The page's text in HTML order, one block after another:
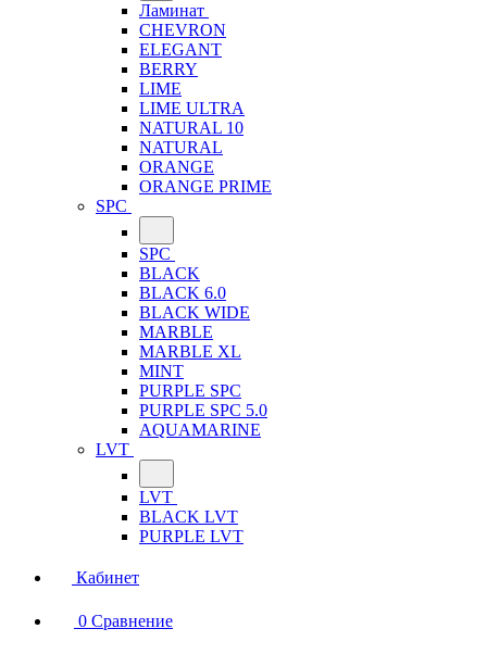
Ламинат
CHEVRON
ELEGANT
BERRY
LIME
LIME ULTRA
NATURAL 10
NATURAL
ORANGE
ORANGE PRIME
SPC
SPC
BLACK
BLACK 6.0
BLACK WIDE
MARBLE
MARBLE XL
MINT
PURPLE SPC
PURPLE SPC 5.0
AQUAMARINE
LVT
LVT
BLACK LVT
PURPLE LVT
Кабинет
0 Сравнение